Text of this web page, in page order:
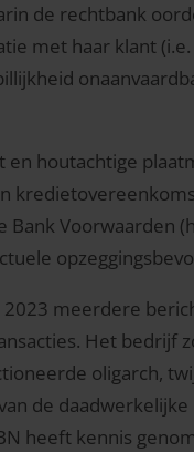
de rechtbank
met haar klant
houtachtige
Voorwaarden
2023 meerdere
Het
oligarch,
de
heeft kennis